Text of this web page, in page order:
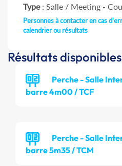
Type: Salle / Meeting -
Personnes à contacter en cas
calendrier ou résultats
Résultats disponibles
Perche - Salle
barre 4m00 / TCF
Perche - Salle
barre 5m35 / TCM